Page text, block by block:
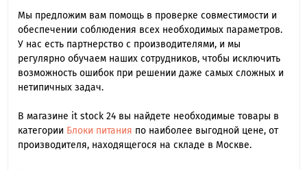
Мы предложим вам помощь в проверке совместимости и
обеспечении соблюдения всех необходимых параметров.
У нас есть партнерство с производителями, и мы
регулярно обучаем наших сотрудников, чтобы исключить
возможность ошибок при решении даже самых сложных и
нетипичных задач.
В магазине it stock 24 вы найдете необходимые товары в
категории Блоки питания по наиболее выгодной цене, от
производителя, находящегося на складе в Москве.